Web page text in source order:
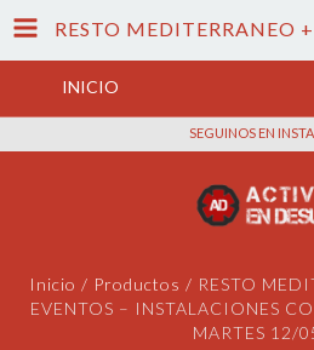
INICIO
SEGUINOS EN
Inicio / Productos / RESTO
EVENTOS – INSTALACIONES
MARTES 12/